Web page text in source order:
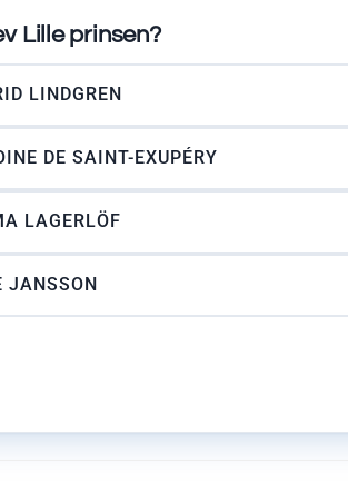
Lille prinsen?
LINDGREN
DE SAINT-EXUPÉRY
LAGERLÖF
JANSSON